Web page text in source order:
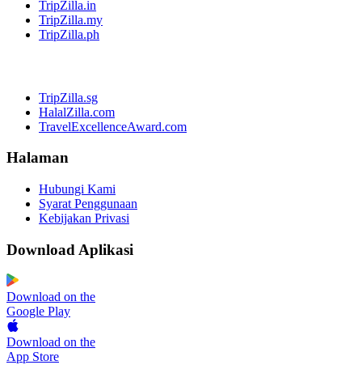
TripZilla.in
TripZilla.my
TripZilla.ph
TripZilla.sg
HalalZilla.com
TravelExcellenceAward.com
Halaman
Hubungi Kami
Syarat Penggunaan
Kebijakan Privasi
Download Aplikasi
Download on the
Google Play
Download on the
App Store